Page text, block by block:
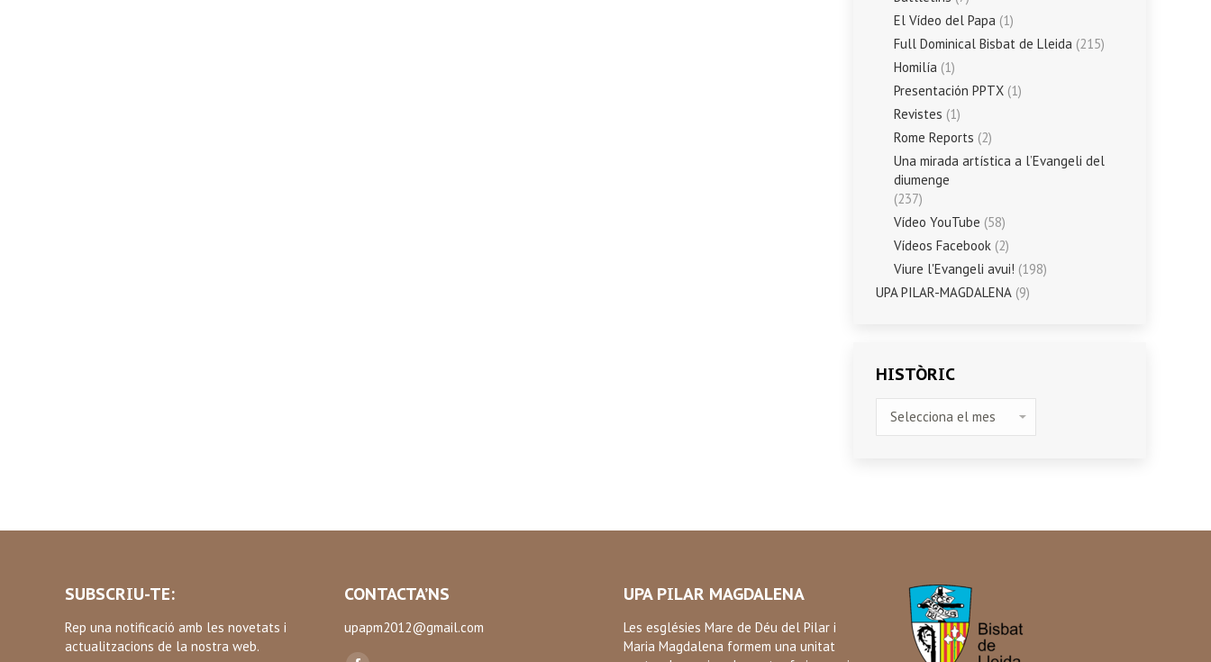
El Vídeo del Papa (1)
Full Dominical Bisbat de Lleida (215)
Homilía (1)
Presentación PPTX (1)
Revistes (1)
Rome Reports (2)
Una mirada artística a l’Evangeli del
diumenge
(237)
Vídeo YouTube (58)
Vídeos Facebook (2)
Viure l'Evangeli avui! (198)
UPA PILAR-MAGDALENA (9)
HISTÒRIC
SUBSCRIU-TE:
Rep una notificació amb les novetats i
actualitzacions de la nostra web.
CONTACTA’NS
upapm2012@gmail.com
UPA PILAR MAGDALENA
Les esglésies Mare de Déu del Pilar i
Maria Magdalena formem una unitat